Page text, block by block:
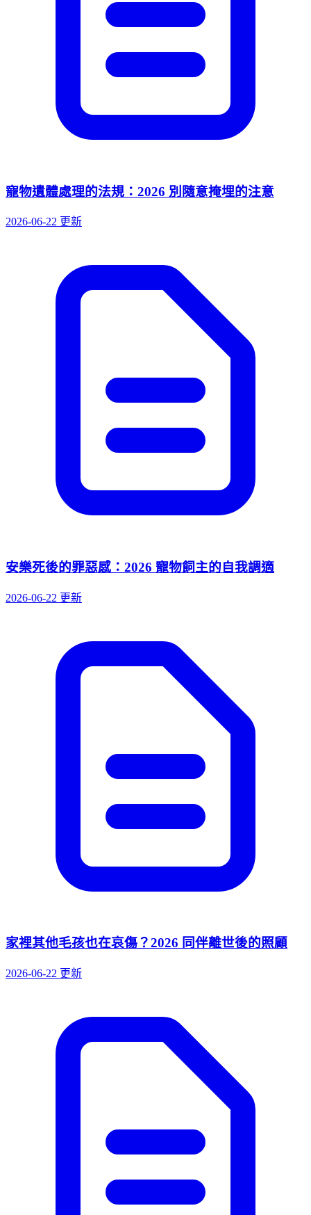
寵物遺體處理的法規：2026 別隨意掩埋的注意
2026-06-22 更新
安樂死後的罪惡感：2026 寵物飼主的自我調適
2026-06-22 更新
家裡其他毛孩也在哀傷？2026 同伴離世後的照顧
2026-06-22 更新